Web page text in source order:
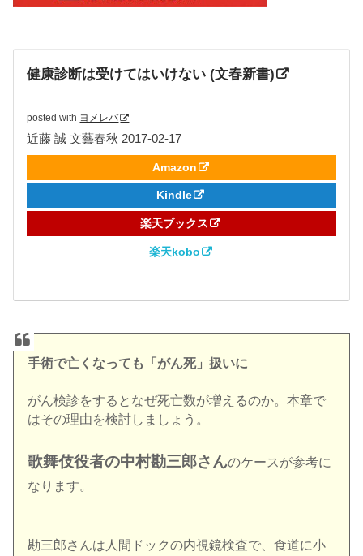
健康診断は受けてはいけない (文春新書)
posted with ヨメレバ
近藤 誠 文藝春秋 2017-02-17
Amazon
Kindle
楽天ブックス
楽天kobo
手術で亡くなっても「がん死」扱いに
がん検診をするとなぜ死亡数が増えるのか。本章で
はその理由を検討しましょう。
歌舞伎役者の中村勘三郎さんのケースが参考に
なります。
勘三郎さんは人間ドックの内視鏡検査で、食道に小